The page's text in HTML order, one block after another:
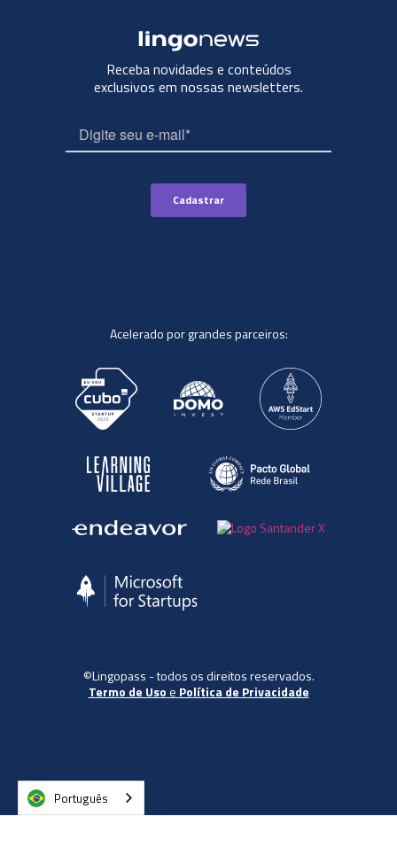
Receba novidades e conteúdos
exclusivos em nossas newsletters.
Acelerado por grandes parceiros:
©Lingopass - todos os direitos reservados.
Termo de Uso e Política de Privacidade
Português